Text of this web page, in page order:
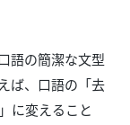
語の簡潔な文型
ば、口語の「去
に変えること